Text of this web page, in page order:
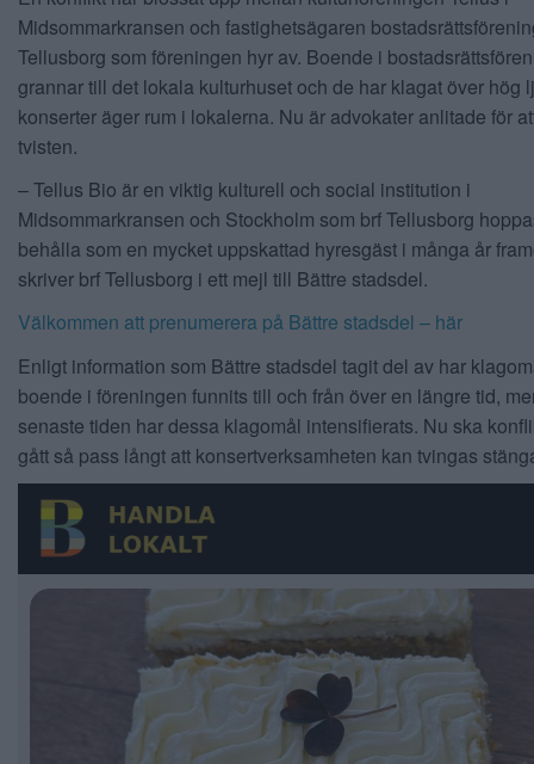
Midsommarkransen och fastighetsägaren
Tellusborg som föreningen hyr av. Boende i
grannar till det lokala kulturhuset och de har klagat över hög
konserter äger rum i lokalerna. Nu är advokater anlitade för
tvisten.
– Tellus Bio är en viktig kulturell och social institution i
Midsommarkransen och Stockholm som brf Tellusborg
behålla som en mycket uppskattad hyresgäst i många år
skriver brf Tellusborg i ett mejl till Bättre stadsdel.
Välkommen att prenumerera på Bättre stadsdel – här
Enligt information som Bättre stadsdel tagit del av har
boende i föreningen funnits till och från över en längre tid,
senaste tiden har dessa klagomål intensifierats. Nu ska
gått så pass långt att konsertverksamheten kan tvingas